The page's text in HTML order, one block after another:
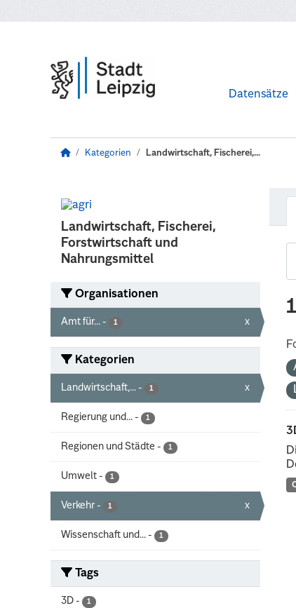
Datensätze
Kategorien Landwirtschaft, Fischerei,...
Landwirtschaft, Fischerei,
Forstwirtschaft und
Nahrungsmittel
Organisationen
Amt für... - 1 x
Kategorien
Landwirtschaft,... - 1 x
Regierung und... - 1
Regionen und Städte - 1
Umwelt - 1
Verkehr - 1 x
Wissenschaft und... - 1
Tags
3D - 1